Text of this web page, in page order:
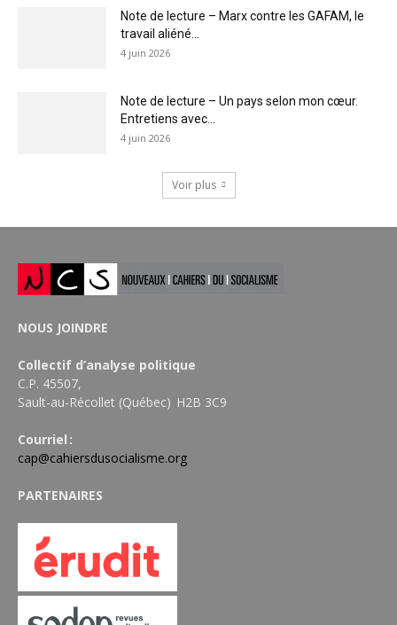
Note de lecture – Marx contre les GAFAM, le
travail aliéné...
4 juin 2026
Note de lecture – Un pays selon mon cœur.
Entretiens avec...
4 juin 2026
Voir plus
NOUS JOINDRE
Collectif d’analyse politique
C.P. 45507,
Sault-au-Récollet (Québec) H2B 3C9
Courriel :
cap@cahiersdusocialisme.org
PARTENAIRES